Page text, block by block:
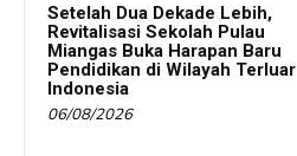
Setelah Dua Dekade Lebih,
Revitalisasi Sekolah Pulau
Miangas Buka Harapan Baru
Pendidikan di Wilayah Terluar
Indonesia
06/08/2026